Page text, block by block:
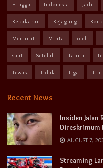
Hingga Indonesia Jadi
Kebakaran Kejagung
Menurut Minta oleh
saat Setelah Tahun
Tewas Tidak Tiga
Recent News
Insiden Jalan
Direskrimum
AUGUST 7,
Streaming